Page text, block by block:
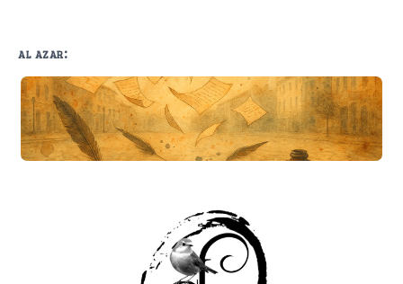
al azar:
El niño que le tenía miedo a las sombr...